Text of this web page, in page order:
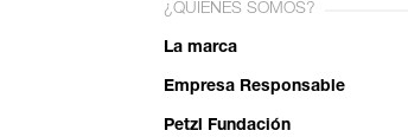
¿QUIÉNES SOMOS?
La marca
Empresa Responsable
Petzl Fundación